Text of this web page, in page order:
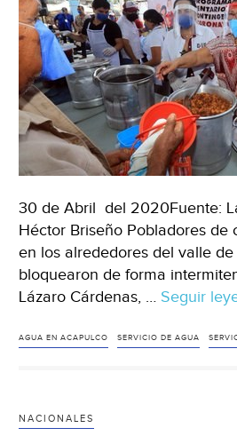
30 de Abril del 2020Fuente:
Héctor Briseño Pobladores de
en los alrededores del valle
bloquearon de forma
Lázaro Cárdenas, … Seguir
AGUA EN ACAPULCO SERVICIO DE AGUA
NACIONALES